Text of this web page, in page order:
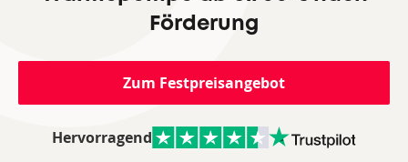
Förderung
Zum Festpreisangebot
Hervorragend